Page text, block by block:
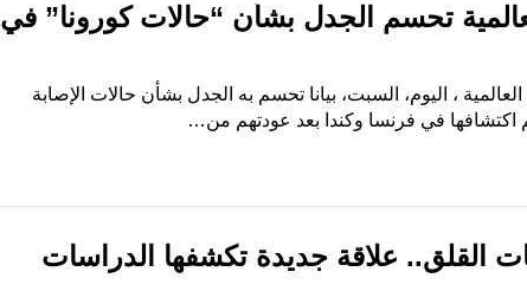
تحسم الجدل بشأن “حالات كورونا” في
، اليوم، السبت، بيانا تحسم به الجدل بشأن حالات الإصابة
اكتشافها في فرنسا وكندا بعد عودتهم من…
القلق.. علاقة جديدة تكشفها الدراسات